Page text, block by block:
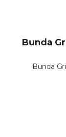
Bunda
Bunda